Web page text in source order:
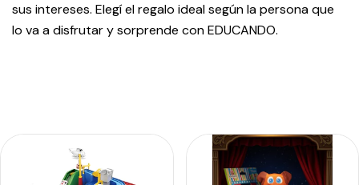
sus intereses. Elegí el regalo ideal según la persona que
lo va a disfrutar y sorprende con EDUCANDO.